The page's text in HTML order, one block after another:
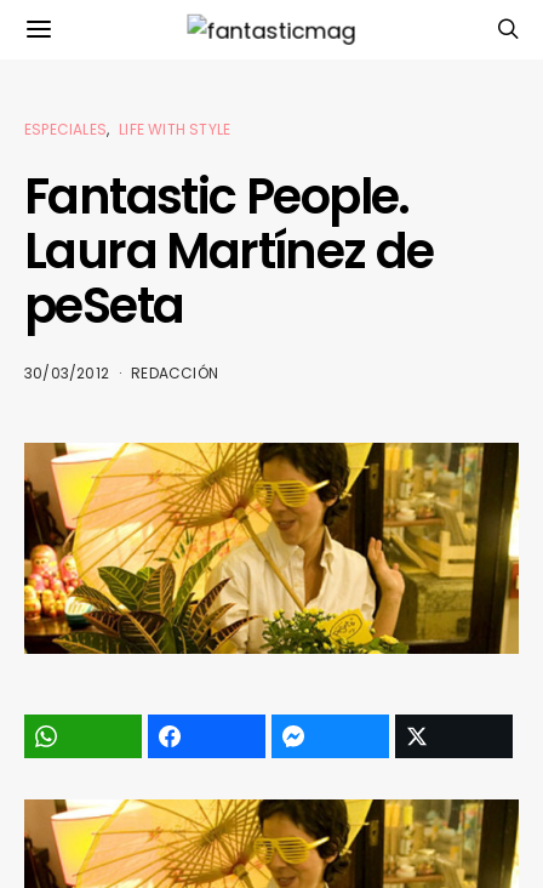
ESPECIALES LIFE WITH STYLE
Fantastic People.
Laura Martínez de
peSeta
30/03/2012 REDACCIÓN